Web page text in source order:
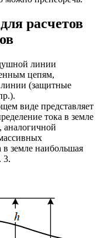
расчетов
линии
цепям,
(защитные
виде представляет
тока в земле
аналогичной
земле наибольшая
3.